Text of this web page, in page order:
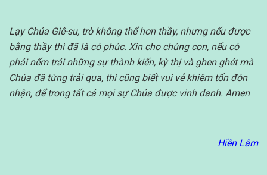
Lạy Chúa Giê-su, trò không thể hơn thầy, nhưng nếu được
bằng thầy thì đã là có phúc. Xin cho chúng con, nếu có
phải nếm trải những sự thành kiến, kỳ thị và ghen ghét mà
Chúa đã từng trải qua, thì cũng biết vui vẻ khiêm tốn đón
nhận, để trong tất cả mọi sự Chúa được vinh danh. Amen
Hiền Lâm